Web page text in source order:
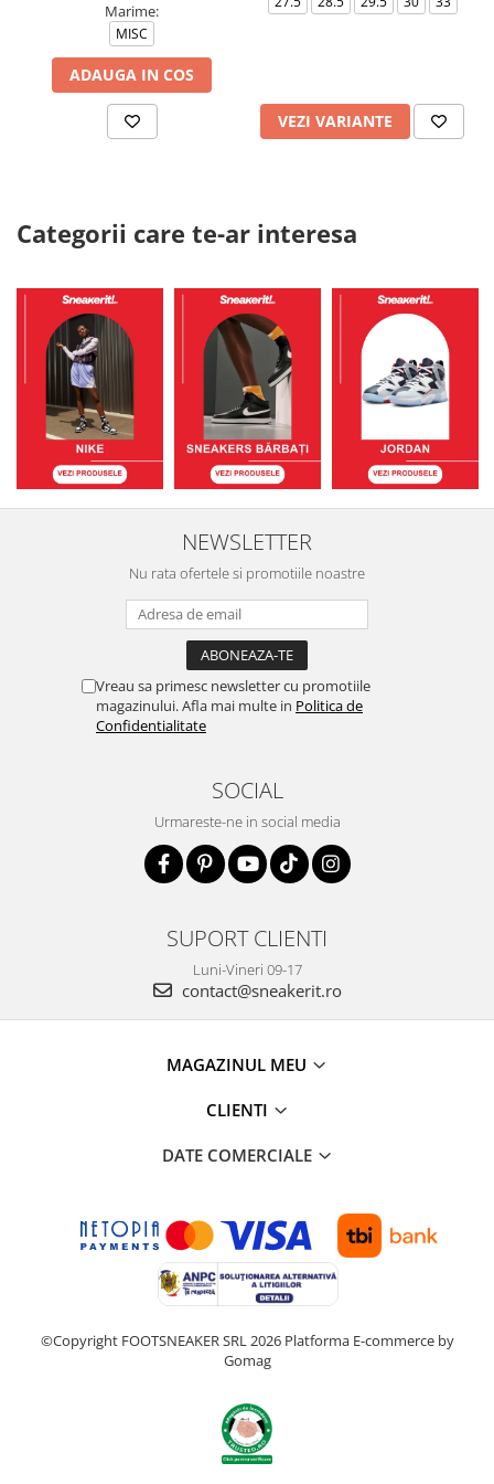
Marime:
MISC
ADAUGA IN COS
VEZI VARIANTE
Categorii care te-ar interesa
NEWSLETTER
Nu rata ofertele si promotiile noastre
Vreau sa primesc newsletter cu promotiile
magazinului. Afla mai multe in Politica de
Confidentialitate
SOCIAL
Urmareste-ne in social media
SUPORT CLIENTI
Luni-Vineri 09-17
contact@sneakerit.ro
MAGAZINUL MEU
CLIENTI
DATE COMERCIALE
©Copyright FOOTSNEAKER SRL 2026 Platforma E-commerce by
Gomag